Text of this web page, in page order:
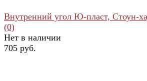
Внутренний угол Ю-пласт, Стоун-
(0)
Нет в наличии
705 руб.